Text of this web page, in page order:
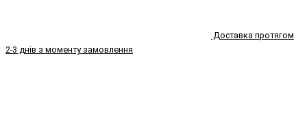
Доставка протягом
2-3 днів з моменту замовлення